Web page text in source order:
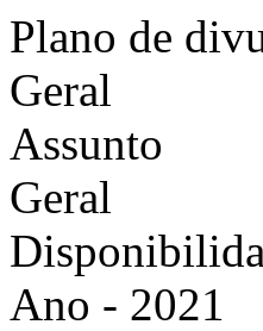
Plano de
Geral
Assunto
Geral
Ano - 2021